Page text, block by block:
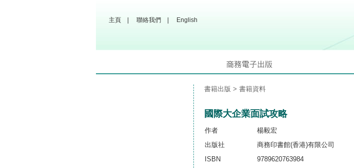
主頁 聯絡我們 English
書籍出版 > 書籍資料
國際大企業面試攻略
作者
楊毅宏
出版社
商務印書館(香港)有限公司
ISBN
9789620763984